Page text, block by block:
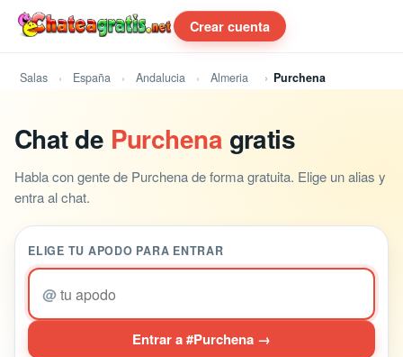
Crear cuenta
Salas España Andalucia Almeria Purchena
Chat de Purchena gratis
Habla con gente de Purchena de forma gratuita. Elige un alias y
entra al chat.
ELIGE TU APODO PARA ENTRAR
@
Entrar a #Purchena →